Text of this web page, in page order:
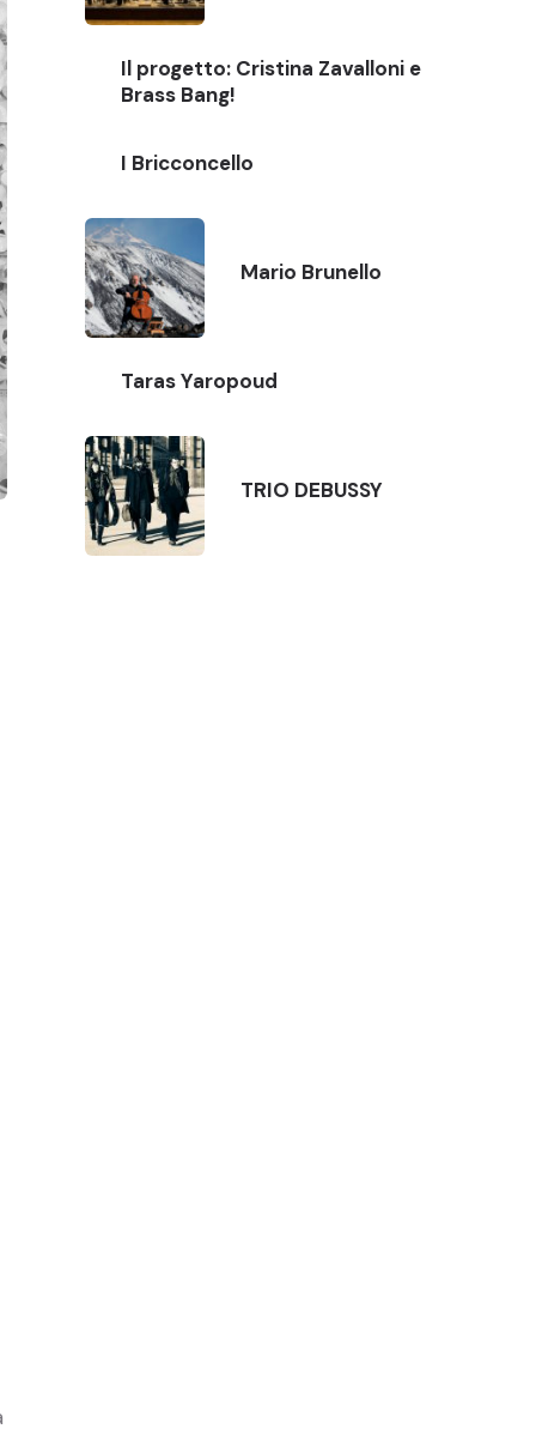
Il progetto: Cristina Zavalloni e
Brass Bang!
I Bricconcello
Mario Brunello
Taras Yaropoud
TRIO DEBUSSY